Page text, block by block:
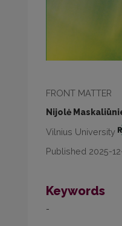
FRONT MATTER
Nijolė
Vilnius University
Published 2025-
Keywords
-